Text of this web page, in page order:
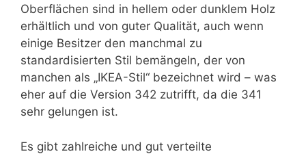
Oberflächen sind in hellem oder dunklem Holz
erhältlich und von guter Qualität, auch wenn
einige Besitzer den manchmal zu
standardisierten Stil bemängeln, der von
manchen als „IKEA-Stil“ bezeichnet wird – was
eher auf die Version 342 zutrifft, da die 341
sehr gelungen ist.
Es gibt zahlreiche und gut verteilte